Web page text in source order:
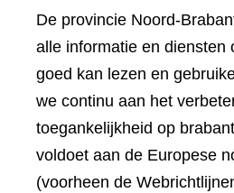
De provincie Noord-
alle informatie en diensten
goed kan lezen en
we continu aan het
toegankelijkheid op
voldoet aan de Europese
(voorheen de